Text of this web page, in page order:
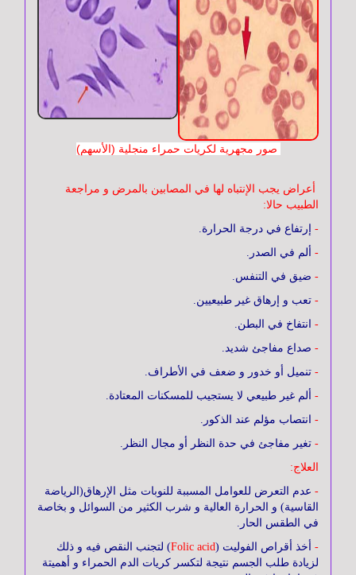
أمراض
الأمراض
الإدمان
صور مجهرية لكريات حمراء منجلية (الأسهم)
أعراض يجب الإنتباه لها في المصابين بالمرض و مراجعة
الطبيب حالا:
- إرتفاع في درجة الحرارة.
- ألم في الصدر.
- ضيق في التنفس.
- تعب و إرهاق غير طبيعيين.
- انتفاخ في البطن.
- صداع مفاجئ شديد.
- تنميل أو خدور و ضعف في الأطراف.
- ألم غير طبيعي لا يستجيب للمسكنات المعتادة.
- انتصاب مؤلم عند الذكور.
- تغير مفاجئ في حدة النظر أو مجال النظر.
العلاج:
- عدم التعرض للعوامل المسببة للنوبات مثل الإرهاق(الرياضة
القاسية) و الحرارة العالية و شرب الكثير من السوائل و بخاصة
في الطقس الحار.
- أخذ أقراص الفوليت (Folic acid) لتجنب النقص فيه و ذلك
لزيادة طلب الجسم نتيجة لتكسر كريات الدم الحمراء و أهميتة